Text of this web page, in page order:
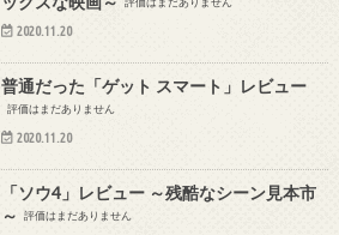
2020.11.20
普通だった「ゲット スマート」レビュー
評価はまだありません
2020.11.20
「ソウ4」レビュー ～残酷なシーン見本市
～
評価はまだありません